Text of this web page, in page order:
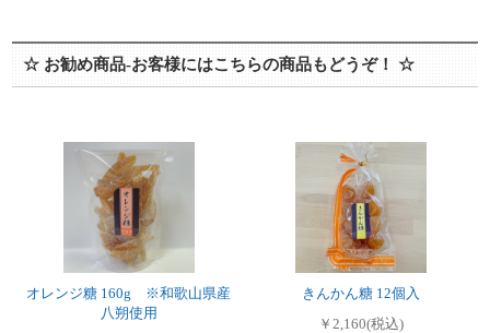
☆ お勧め商品-お客様にはこちらの商品もどうぞ！ ☆
オレンジ糖 160g ※和歌山県産
八朔使用
きんかん糖 12個入
￥2,160(税込)